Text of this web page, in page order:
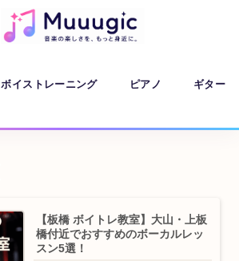
ボイストレーニング ピアノ ギター
【板橋 ボイトレ教室】大山・上板
橋付近でおすすめのボーカルレッ
スン5選！